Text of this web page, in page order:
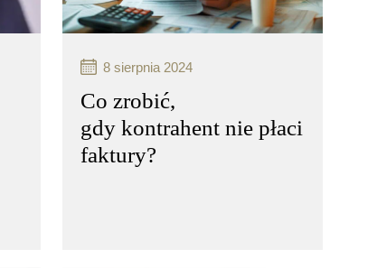
czytaj więcej..
8 sierpnia 2024
Co zrobić,
gdy kontrahent nie płaci
faktury?